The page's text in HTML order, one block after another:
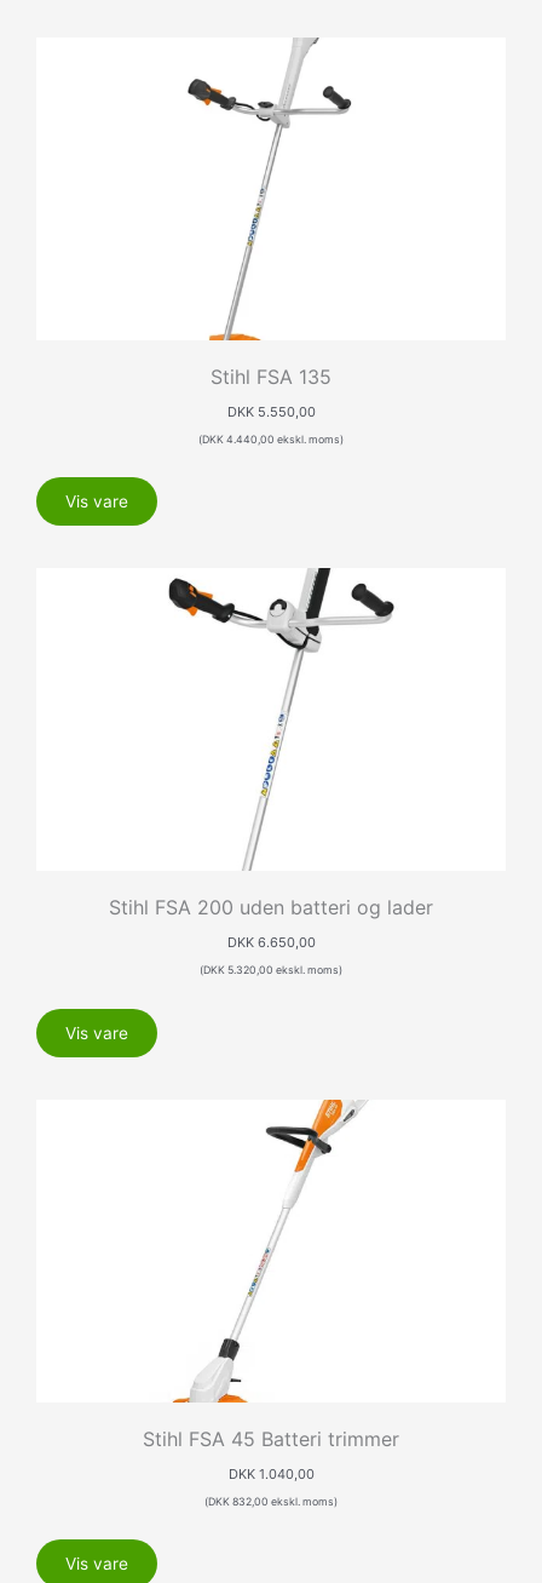
Stihl FSA 135
DKK5.550,00
(DKK 4.440,00 ekskl. moms)
Vis vare
Stihl FSA 200 uden batteri og lader
DKK6.650,00
(DKK5.320,00 ekskl. moms)
Vis vare
Stihl FSA 45 Batteri trimmer
DKK1.040,00
(DKK 832,00 ekskl. moms)
Vis vare